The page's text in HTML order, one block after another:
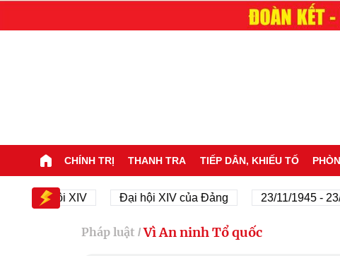
CHÍNH TRỊ THANH TRA TIẾP DÂN, KHIẾU TỐ
hội XIV Đại hội XIV của Đảng 23/11/1945 - 23/11/
Pháp luật / Vì An ninh Tổ quốc